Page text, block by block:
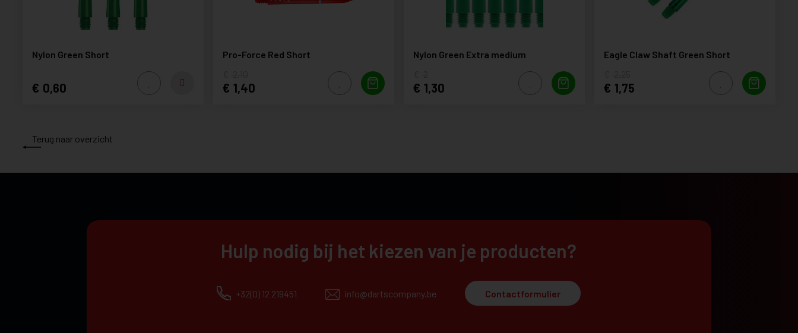
Nylon Green Short
0,60
Pro-Force Red Short
1,40
Nylon Green Extra medium
1,30
Eagle Claw Shaft Green Short
1,75
Terug naar overzicht
Hulp nodig bij het kiezen van je producten?
+32(0) 12 219451 info@dartscompany.be Contactformulier